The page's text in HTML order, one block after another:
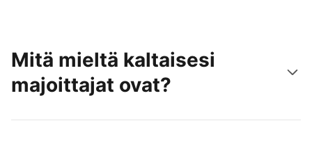
Mitä mieltä kaltaisesi
majoittajat ovat?